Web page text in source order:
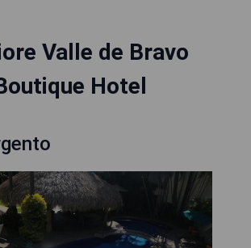
Valle de Bravo
Hotel